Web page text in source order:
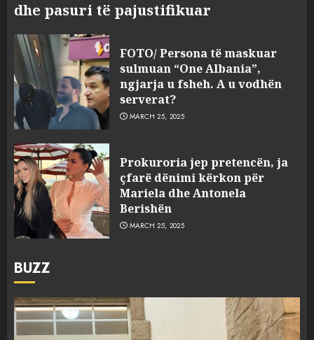
dhe pasuri të pajustifikuar
FOTO/ Persona të maskuar
sulmuan “One Albania”,
ngjarja u fsheh. A u vodhën
serverat?
MARCH 25, 2025
Prokuroria jep pretencën, ja
çfarë dënimi kërkon për
Mariela dhe Antonela
Berishën
MARCH 25, 2025
BUZZ